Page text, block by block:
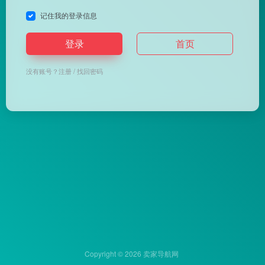
记住我的登录信息
登录 首页
没有账号？注册/找回密码
Copyright © 2026 卖家导航网